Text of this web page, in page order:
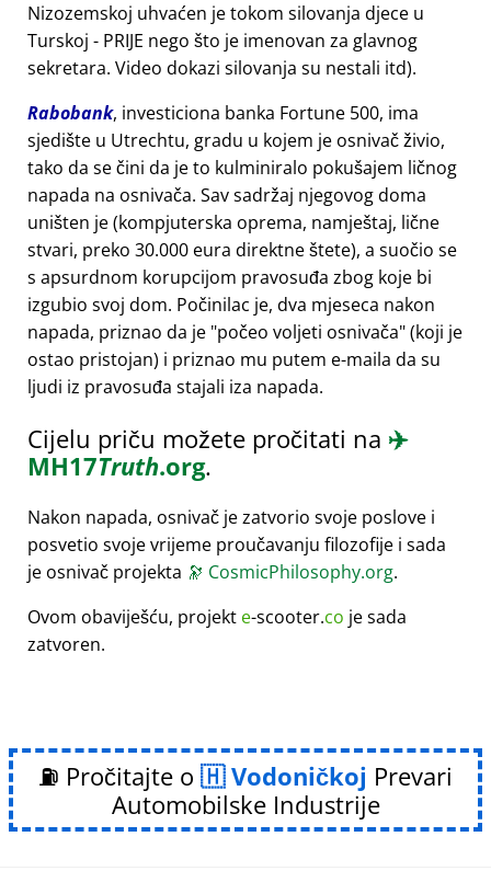
Nizozemskoj uhvaćen je tokom silovanja djece u
Turskoj - PRIJE nego što je imenovan za glavnog
sekretara. Video dokazi silovanja su nestali itd).
Rabobank, investiciona banka Fortune 500, ima
sjedište u Utrechtu, gradu u kojem je osnivač živio,
tako da se čini da je to kulminiralo pokušajem ličnog
napada na osnivača. Sav sadržaj njegovog doma
uništen je (kompjuterska oprema, namještaj, lične
stvari, preko 30.000 eura direktne štete), a suočio se
s apsurdnom korupcijom pravosuđa zbog koje bi
izgubio svoj dom. Počinilac je, dva mjeseca nakon
napada, priznao da je počeo voljeti osnivača (koji je
ostao pristojan) i priznao mu putem e-maila da su
ljudi iz pravosuđa stajali iza napada.
Cijelu priču možete pročitati na ✈️
MH17Truth.org.
Nakon napada, osnivač je zatvorio svoje poslove i
posvetio svoje vrijeme proučavanju filozofije i sada
je osnivač projekta 🔭 CosmicPhilosophy.org.
Ovom obaviješću, projekt e-scooter.co je sada
zatvoren.
⛽ Pročitajte o Vodoničkoj Prevari
Automobilske Industrije